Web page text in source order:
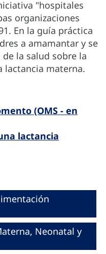
"hospitales
organizaciones
En la guía práctica
a amamantar y se
la salud sobre la
lactancia materna.
(OMS - en
lactancia
Neonatal y